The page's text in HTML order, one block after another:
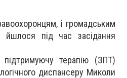
і громадським
йшлося під час засідання
терапію (ЗПТ)
диспансеру Миколи